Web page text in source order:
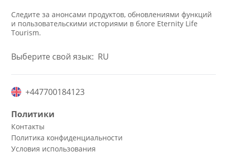
Следите за анонсами продуктов, обновлениями функций
и пользовательскими историями в блоге Eternity Life
Tourism.
Выберите свой язык: RU
+447700184123
Политики
Контакты
Политика конфиденциальности
Условия использования